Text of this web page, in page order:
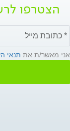
הצטרפו
אני מאשר/ת את תנאי